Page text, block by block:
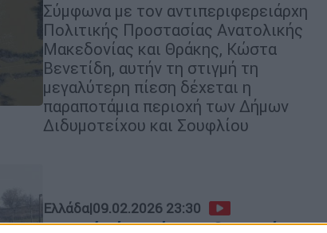
Σύμφωνα με τον αντιπεριφερειάρχη
Πολιτικής Προστασίας Ανατολικής
Μακεδονίας και Θράκης, Κώστα
Βενετίδη, αυτήν τη στιγμή τη
μεγαλύτερη πίεση δέχεται η
παραποτάμια περιοχή των Δήμων
Διδυμοτείχου και Σουφλίου
Ελλάδα|09.02.2026 23:30